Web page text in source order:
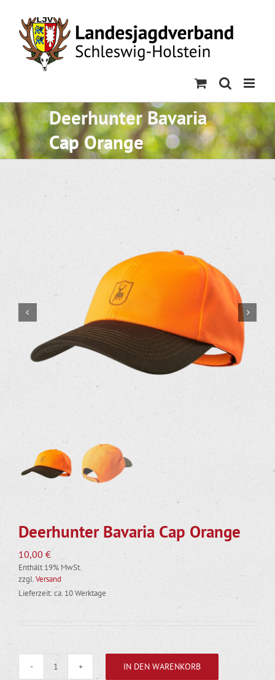
content
Deerhunter Bavaria
Cap Orange
Deerhunter Bavaria Cap Orange
10,00 €
Enthält 19% MwSt.
zzgl.Versand
Lieferzeit: ca. 10 Werktage
Deerhunter
IN DEN WARENKORB